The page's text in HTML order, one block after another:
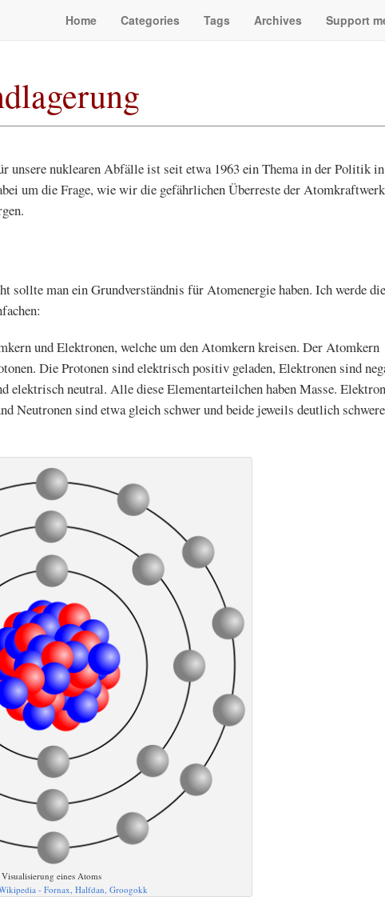
Home Categories Tags Archives Support
unsere nuklearen Abfälle ist seit etwa 1963 ein Thema in der Politik in
um die Frage, wie wir die gefährlichen Überreste der
sollte man ein Grundverständnis für Atomenergie haben. Ich werde die
und Elektronen, welche um den Atomkern kreisen. Der Atomkern
Die Protonen sind elektrisch positiv geladen, Elektronen sind
elektrisch neutral. Alle diese Elementarteilchen haben Masse.
Neutronen sind etwa gleich schwer und beide jeweils deutlich
Visualisierung eines Atoms
- Fornax, Halfdan, Groogokk